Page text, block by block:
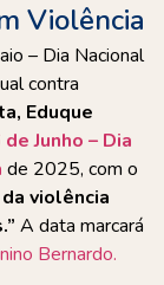
Violência
– Dia Nacional
contra
Eduque
Junho – Dia
de 2025, com o
violência
A data marcará
Bernardo.